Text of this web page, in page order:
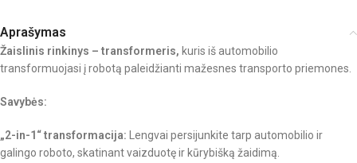
Aprašymas
Žaislinis rinkinys – transformeris, kuris iš automobilio
transformuojasi į robotą paleidžianti mažesnes transporto priemones.
Savybės:
„2-in-1“ transformacija: Lengvai persijunkite tarp automobilio ir
galingo roboto, skatinant vaizduotę ir kūrybišką žaidimą.